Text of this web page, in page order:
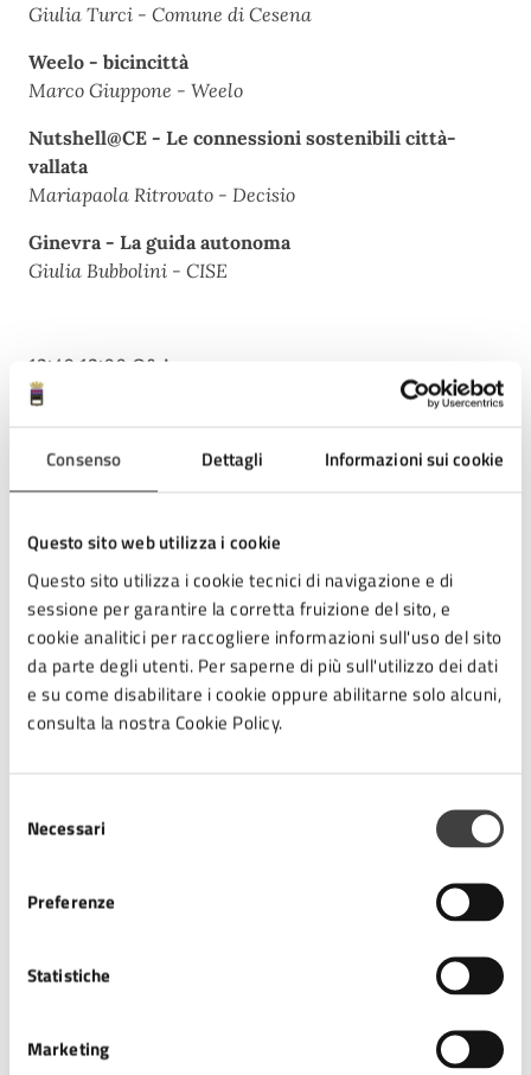
Consenso Dettagli Informazioni sui cookie
Questo sito web utilizza i cookie
Questo sito utilizza i cookie tecnici di navigazione e di
sessione per garantire la corretta fruizione del sito, e
cookie analitici per raccogliere informazioni sull'uso del sito
da parte degli utenti. Per saperne di più sull'utilizzo dei dati
e su come disabilitare i cookie oppure abilitarne solo alcuni,
consulta la nostra Cookie Policy.
delNecessari
Preferenze
Statistiche
Marketing
Giulia Turci - Comune di Cesena
Weelo - bicincittà
Marco Giuppone - Weelo
Nutshell@CE - Le connessioni sostenibili città-
vallata
Mariapaola Ritrovato - Decisio
Ginevra - La guida autonoma
Giulia Bubbolini - CISE
12:40 13:00 Q&A
13:00 13:15 Conclusioni-lessons learned
Giorgia Macrelli - Assessore ai Progetti Europei del
A chi è rivolto
Commercianti, associazioni di categoria, cittadinanza
22
SET